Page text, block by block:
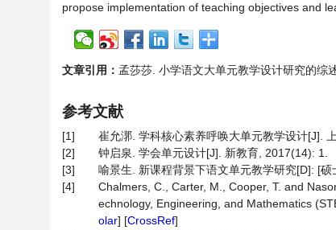
propose implementation of teaching objectives and
文章引用： 孟莎莎. 小学语文大单元教学设计研究的综
参考文献
[1]
崔允漷. 学科核心素养呼唤大单元教学设计[J].
[2]
钟启泉. 学会单元设计[J]. 新教育, 2017(14): 1.
[3]
喻景生. 新课程背景下语文单元教学研究[D]: [
[4]
Chalmers, C., Carter, M., Cooper, T. and
echnology, Engineering, and Mathematics
olar] [CrossRef]